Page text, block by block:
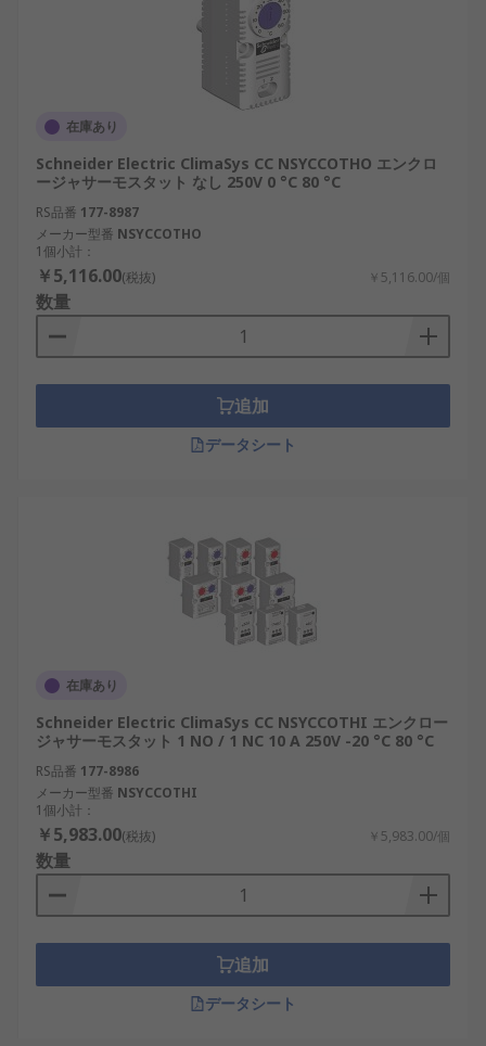
在庫あり
Schneider Electric ClimaSys CC NSYCCOTHO エンクロ
ージャサーモスタット なし 250V 0 °C 80 °C
RS品番 177-8987
メーカー型番 NSYCCOTHO
1個小計：
￥5,116.00(税抜) ￥5,116.00/個
数量
追加
データシート
在庫あり
Schneider Electric ClimaSys CC NSYCCOTHI エンクロー
ジャサーモスタット 1 NO / 1 NC 10 A 250V -20 °C 80 °C
RS品番 177-8986
メーカー型番 NSYCCOTHI
1個小計：
￥5,983.00(税抜) ￥5,983.00/個
数量
追加
データシート